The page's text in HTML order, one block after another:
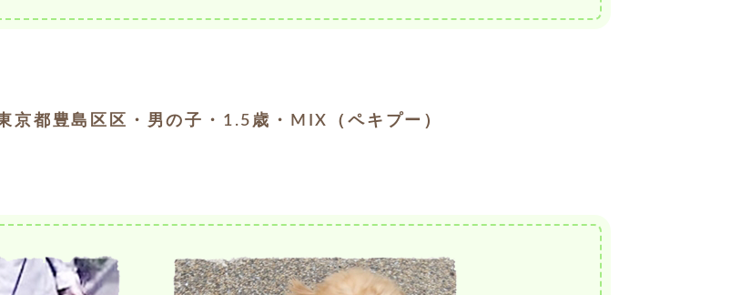
京都豊島区区・男の子・1.5歳・MIX（ペキプー）